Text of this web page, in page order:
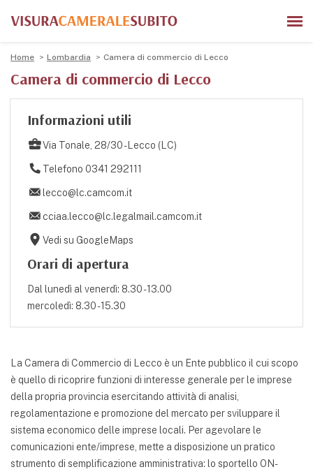
Home Lombardia Camera di commercio di Lecco
Camera di commercio di Lecco
Informazioni utili
Via Tonale, 28/30 - Lecco (LC)
Telefono 0341 292111
lecco@lc.camcom.it
cciaa.lecco@lc.legalmail.camcom.it
Vedi su GoogleMaps
Orari di apertura
Dal lunedì al venerdì: 8.30 - 13.00
mercoledì: 8.30 - 15.30
La Camera di Commercio di Lecco è un Ente pubblico il cui scopo
è quello di ricoprire funzioni di interesse generale per le imprese
della propria provincia esercitando attività di analisi,
regolamentazione e promozione del mercato per sviluppare il
sistema economico delle imprese locali. Per agevolare le
comunicazioni ente/imprese, mette a disposizione un pratico
strumento di semplificazione amministrativa: lo sportello ON-